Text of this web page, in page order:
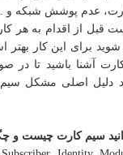
عدم پوشش شبکه و ...
قبل از اقدام به هر
برای این کار بهتر
آشنا باشید تا در
دلیل اصلی مشکل
سیم کارت چیست و